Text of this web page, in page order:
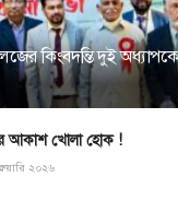
কিংবদন্তি দুই অধ্যাপকের
আকাশ খোলা হোক !
২০২৬